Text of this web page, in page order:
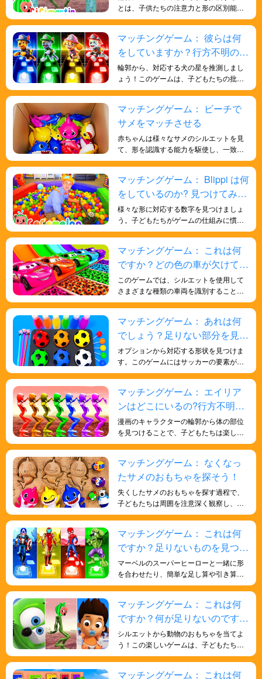
を育むことができます。
とは、子供たちの注意力と形の区別能力
を向上させる魅力的なゲームです。
マッチングゲーム： 彼らは何
をしていますか？行方不明のパ
ウ・パトロールを探しましょ
う!
輪郭から、対応する犬の星を推測しまし
ょう！このゲームは、子どもたちの批判
的思考力と問題解決能力を鍛えるのに役
マッチングゲーム： ビーチで
サメをマッチさせる
赤ちゃんは様々なサメのシルエットを見
て、形を認識する能力を駆使し、一致す
るサメを見つけます。このゲームは、子
達に役立ちます。
マッチングゲーム： Blippi は何
をしているのか? 見つけてみま
しょう!
様々な形に対応する数字を見つけましょ
う。子どもたちがゲームの仕組みに慣れ
てくると、より速く、より効率的に物体
的思考力や戦略的計画力を育むようにな
ります。
マッチングゲーム： これは何
ですか？どの色の車が欠けてい
ますか?色と形について学ぼ
う！
このゲームでは、シルエットを使用して
さまざまな種類の車両を識別すること
で、子供たちの形状識別スキルを向上さ
に楽しく効果的に身につけさせることが
できます。
マッチングゲーム： あれは何
でしょう？足りない部分を見つ
けよう！
オプションから対応する形状を見つけま
す。このゲームにはサッカーの要素が組
み込まれており、形状とサッカーの学習
マッチングゲーム： エイリア
ンはどこにいるの?行方不明の
宇宙人を探そう！
漫画のキャラクターの輪郭から体の部位
を見つけることで、子どもたちは楽しみ
ながら学ぶことができます。このアクテ
力、反応力の向上に役立ちます。また、
認知能力を高め、全体的な発達の確固た
る基盤を築きます。
マッチングゲーム： なくなっ
たサメのおもちゃを探そう！
失くしたサメのおもちゃを探す過程で、
子どもたちは周囲を注意深く観察し、サ
メのおもちゃに合う形や色を探す必要が
せ、注意力と細部への観察力を向上させ
るのに役立ちます。
マッチングゲーム： これは何
ですか？足りないものを見つけ
よう!
マーベルのスーパーヒーローと一緒に形
を合わせたり、簡単な足し算や引き算を
練習したりしながら数学を学ぶと、子ど
数学的スキルが強化され、脳が鍛えら
れ、より賢くなります。
マッチングゲーム： これは何
ですか？何が足りないのです
か？見つけてみましょう！
シルエットから動物のおもちゃを当てよ
う！この楽しいゲームは、子どもたちの
批判的思考力と問題解決能力を育みま
マッチングゲーム： これは何